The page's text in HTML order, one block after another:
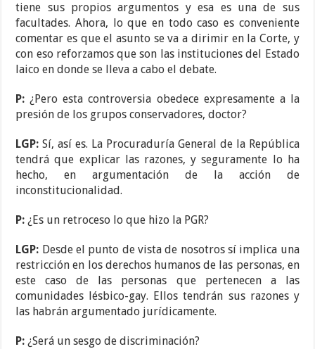
tiene sus propios argumentos y esa es una de sus
facultades. Ahora, lo que en todo caso es conveniente
comentar es que el asunto se va a dirimir en la Corte, y
con eso reforzamos que son las instituciones del Estado
laico en donde se lleva a cabo el debate.
P:¿Pero esta controversia obedece expresamente a la
presión de los grupos conservadores, doctor?
LGP:Sí, así es. La Procuraduría General de la República
tendrá que explicar las razones, y seguramente lo ha
hecho, en argumentación de la acción de
inconstitucionalidad.
P: ¿Es un retroceso lo que hizo la PGR?
LGP: Desde el punto de vista de nosotros sí implica una
restricción en los derechos humanos de las personas, en
este caso de las personas que pertenecen a las
comunidades lésbico-gay. Ellos tendrán sus razones y
las habrán argumentado jurídicamente.
P:¿Será un sesgo de discriminación?